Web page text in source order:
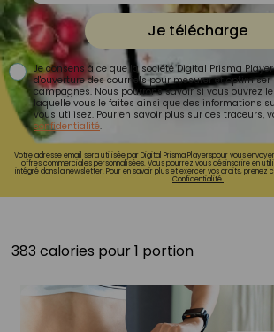
Je télécharge
Je consens à ce que la société Digital Prisma
d'ouverture des courriels pour mesurer et optimiser
campagnes. Nous pourrons savoir si vous ouvrez
laquelle vous le faites ainsi que des informations
vous utilisez. Pour en savoir plus sur ces traceurs,
confidentialité.
Votre adresse email sera utilisée par Digital Prisma Playerspour vous
offres commerciales personnalisées. Vous pourrez vous désinscrire en
intégré dans la newsletter. Pour en savoir plus et exercer vos droits, prenez
Confidentialité.
383 calories pour 1 portion